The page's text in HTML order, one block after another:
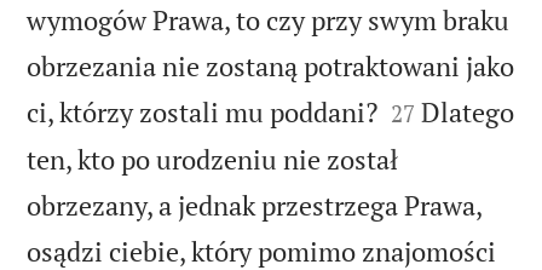
wymogów Prawa, to czy przy swym braku
obrzezania nie zostaną potraktowani jako
ci, którzy zostali mu poddani?
27 Dlatego
ten, kto po urodzeniu nie został
obrzezany, a jednak przestrzega Prawa,
osądzi ciebie, który pomimo znajomości